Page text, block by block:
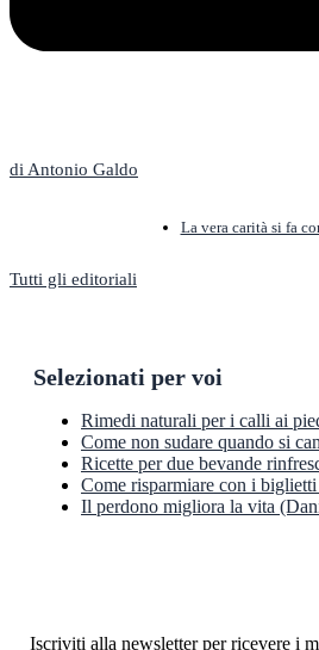
di Antonio Galdo
La vera carità si fa
Tutti gli editoriali
Selezionati per voi
Rimedi naturali per i calli ai
Come non sudare quando si
Ricette per due bevande
Come risparmiare con i biglietti
Il perdono migliora la vita
Iscriviti alla newsletter per ricevere i